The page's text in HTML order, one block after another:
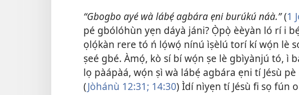
“Gbogbo ayé wà lábẹ́ agbára ẹni burúkú náà.”(1
pé gbólóhùn yẹn dáyà jáni? Ọ̀pọ̀ èèyàn ló rí i
ọlọ́kàn rere tó ń lọ́wọ́ nínú ìṣèlú torí kí wọ́n lè
ṣeé gbé. Àmọ́, kò sí bí wọ́n ṣe lè gbìyànjú tó, ì
lọ pàápàá, wọ́n ṣì wà lábẹ́ agbára ẹni tí Jésù pè
(Jòhánù 12:31; 14:30) Ìdí nìyẹn tí Jésù fi sọ fún